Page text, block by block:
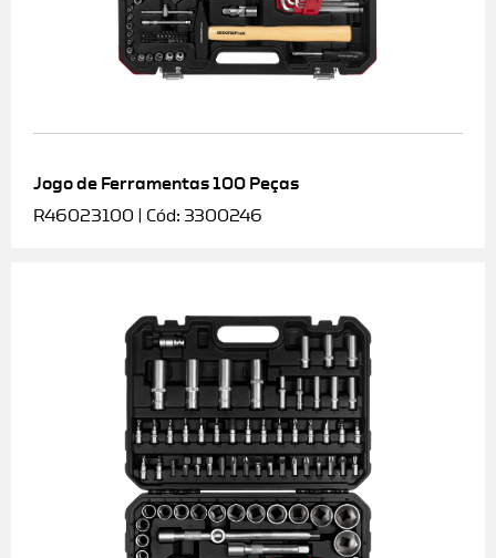
Jogo de Ferramentas 100 Peças
R46023100 | Cód: 3300246